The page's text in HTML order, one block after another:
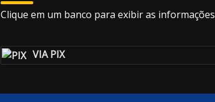
Clique em um banco para exibir as informações
VIA PIX